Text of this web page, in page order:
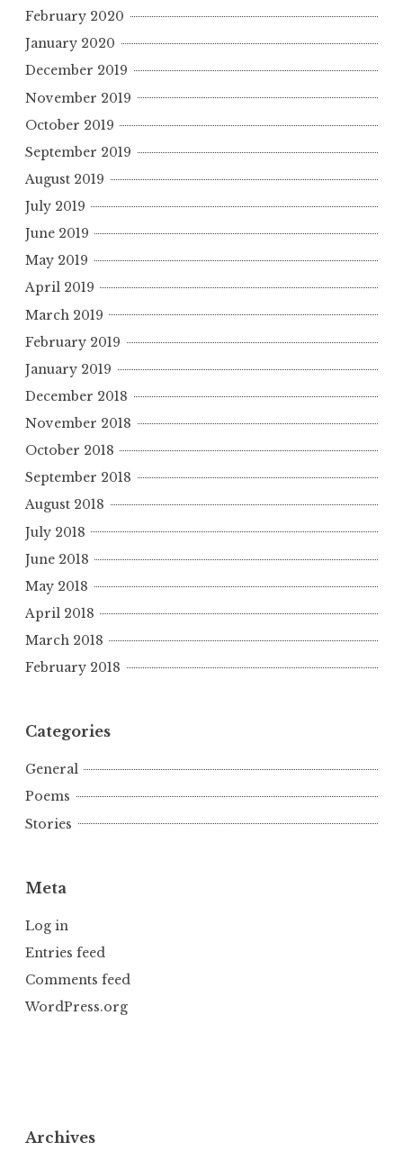
February 2020
January 2020
December 2019
November 2019
October 2019
September 2019
August 2019
July 2019
June 2019
May 2019
April 2019
March 2019
February 2019
January 2019
December 2018
November 2018
October 2018
September 2018
August 2018
July 2018
June 2018
May 2018
April 2018
March 2018
February 2018
Categories
General
Poems
Stories
Meta
Log in
Entries feed
Comments feed
WordPress.org
Archives